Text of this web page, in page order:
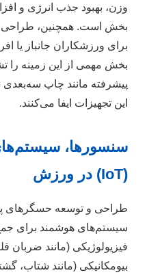
وزن، بهبود جذب انرژی و
بخش است. همچنین، طراحی
برای ورزشکاران جانباز یا
بخش مهمی از این زمینه
پیشرفته مانند چاپ
این تجهیزات ایفا می‌کنند.
سنسورها،
(IoT) در ورزش
سیستم‌های هوشمند برای
فیزیولوژیکی (مانند
بیومکانیکی (مانند شتاب،